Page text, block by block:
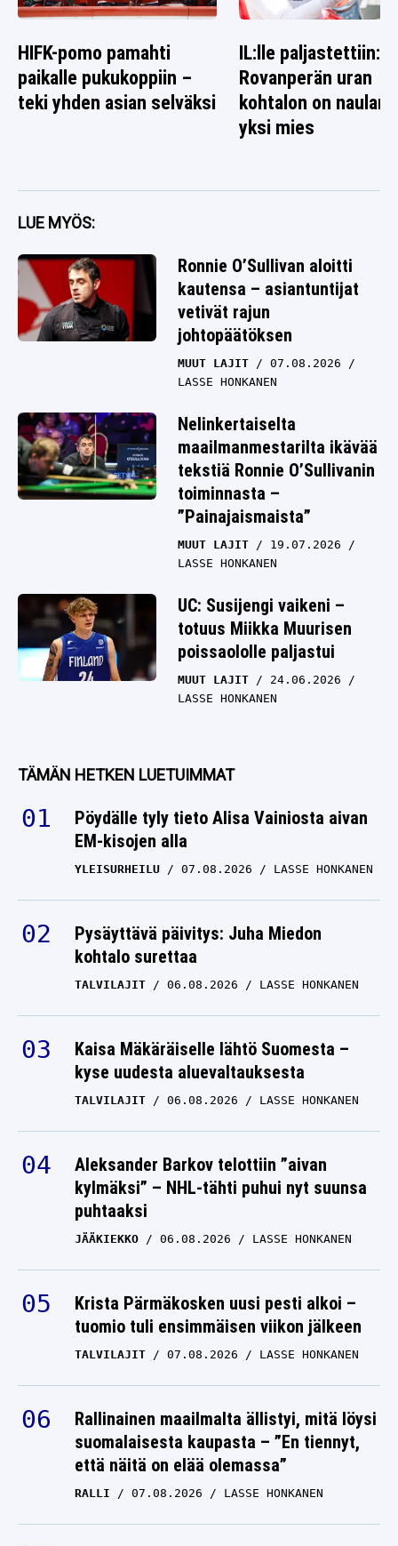
HIFK-pomo pamahti
paikalle pukukoppiin –
teki yhden asian selväksi
IL:lle paljastettiin:
Rovanperän uran
kohtalon on
yksi mies
LUE MYÖS:
Ronnie O’Sullivan aloitti
kautensa – asiantuntijat
vetivät rajun
johtopäätöksen
MUUT LAJIT
07.08.2026
LASSE HONKANEN
Nelinkertaiselta
maailmanmestarilta ikävää
tekstiä Ronnie O’Sullivanin
toiminnasta –
”Painajaismaista”
MUUT LAJIT
19.07.2026
LASSE HONKANEN
UC: Susijengi vaikeni –
totuus Miikka Muurisen
poissaololle paljastui
MUUT LAJIT
24.06.2026
LASSE HONKANEN
TÄMÄN HETKEN LUETUIMMAT
Pöydälle tyly tieto Alisa Vainiosta aivan
EM-kisojen alla
YLEISURHEILU 07.08.2026 LASSE HONKANEN
Pysäyttävä päivitys: Juha Miedon
kohtalo surettaa
TALVILAJIT 06.08.2026 LASSE HONKANEN
Kaisa Mäkäräiselle lähtö Suomesta –
kyse uudesta aluevaltauksesta
TALVILAJIT 06.08.2026 LASSE HONKANEN
Aleksander Barkov telottiin ”aivan
kylmäksi” – NHL-tähti puhui nyt suunsa
puhtaaksi
JÄÄKIEKKO 06.08.2026 LASSE HONKANEN
Krista Pärmäkosken uusi pesti alkoi –
tuomio tuli ensimmäisen viikon jälkeen
TALVILAJIT 07.08.2026 LASSE HONKANEN
Rallinainen maailmalta ällistyi, mitä löysi
suomalaisesta kaupasta – ”En tiennyt,
että näitä on elää olemassa”
RALLI 07.08.2026 LASSE HONKANEN